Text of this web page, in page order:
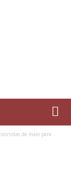
de maio para